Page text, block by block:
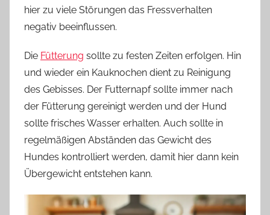
hier zu viele Störungen das Fressverhalten
negativ beeinflussen.
Die Fütterung sollte zu festen Zeiten erfolgen. Hin
und wieder ein Kauknochen dient zu Reinigung
des Gebisses. Der Futternapf sollte immer nach
der Fütterung gereinigt werden und der Hund
sollte frisches Wasser erhalten. Auch sollte in
regelmäßigen Abständen das Gewicht des
Hundes kontrolliert werden, damit hier dann kein
Übergewicht entstehen kann.